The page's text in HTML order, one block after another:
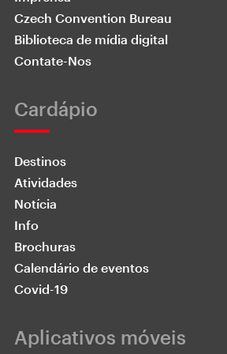
Czech Convention Bureau
Biblioteca de mídia digital
Contate-Nos
Cardápio
Destinos
Atividades
Notícia
Info
Brochuras
Calendário de eventos
Covid-19
Aplicativos móveis